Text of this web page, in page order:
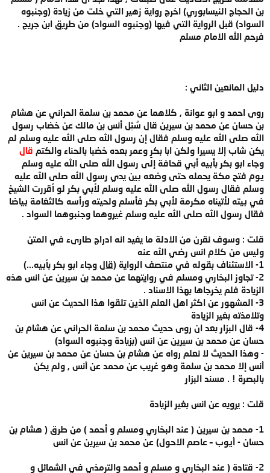
بن الحجاج النيسابوري) اخرج رواية زهير التي خلت من زيادة (وجنبوه
السواد) قبل الرواية التي فيها (وجنبوه السواد) من طريق ابن جريج .
فرحم الله الامام مسلم
دليل المانعين الثاني :
روى احمد و ابو عوانة , كلاهما عن محمد بن سلمة الحراني عن هشام
بن حسان عن محمد بن سيرين قال سُئِل أنس بن مالك عن خضاب رسول
الله صلى الله عليه وسلم فقال إن رسول الله صلى الله عليه وسلم لم
يكن شاب إلا يسيرا ولكن ابا بكرٍ وعمر بعده خضبا بالحناء والكتم قال
وجاء ابو بكر بأبيه أبي قحافة إلى رسول الله صلى الله عليه وسلم
يوم فتح مكة يحمله حتى وضعه بين يدي رسول الله صلى الله عليه
وسلم فقال رسول الله صلى الله عليه وسلم لأبي بكر لو أقررت الشيخ
في بيته لأتيناه مكرمة لأبي بكر فأسلم ولحيته ورأسه كالثغامة بياضا
فقال رسول الله صلى الله عليه وسلم غيروهما وجنبوهما السواد .
قلت : وسوف نقرن من الادلة ما يفيد انه ادراج طارىء في المتن
وليس من كلام انس رضي الله عنه
1- الاستئناف بقوله في منتصف الرواية (
قال وجاء ابو بكر بأبيه...)
2- تجاوز البخاري ومسلم في روايتهما عن محمد بن سيرين عن انس هذه
الزيادة فلم يخرجاها بهذا الاسناد .
3- المشهور عن اكثر اهل العلم الذين تلقوا هذا الحديث عن انس
وتلامذته بغير الزيادة
4- قال البزار بعد ان روى حديث محمد بن سلمة الحراني عن هشام بن
حسان عن محمد بن سيرين عن انس (بزيادة وجنبوه السواد)
- وهذا الحديث لا نعلم رواه عن هشام بن حسان عن محمد بن سيرين عن
أنس إلا محمد بن سلمة وهو غريب عن محمد عن أنس , ولم يكن
بالبصرة ! . مسند البزار
قلت : يرويه عن انس بغير الزيادة
1- محمد بن سيرين ( عند البخاري ومسلم و أحمد ) من طرق ( هشام بن
حسان - أيوب – عاصم الاحول) عن محمد بن سيرين عن انس
2- قتادة ( عند البخاري و مسلم و أحمد والترمذي في الشمائل و